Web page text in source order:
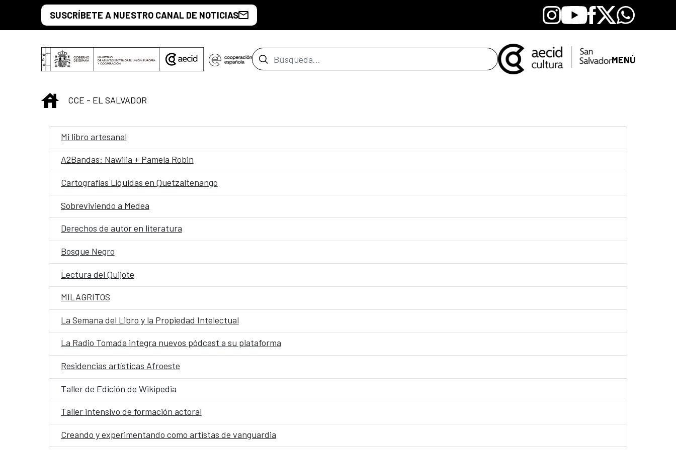
Saltar al contenido principal
SUSCRÍBETE A NUESTRO CANAL DE NOTICIAS Instagram
YoutubeFacebook
X Whatsapp
Barra de búsqueda MENÚ
INICIO
CCE - EL SALVADOR
Mi libro artesanal
A2Bandas: Nawilia + Pamela Robin
Cartografías Líquidas en Quetzaltenango
Sobreviviendo a Medea
Derechos de autor en literatura
Bosque Negro
Lectura del Quijote
MILAGRITOS
La Semana del Libro y la Propiedad Intelectual
La Radio Tomada integra nuevos pódcast a su plataforma
Residencias artísticas Afroeste
Taller de Edición de Wikipedia
Taller intensivo de formación actoral
Creando y experimentando como artistas de vanguardia